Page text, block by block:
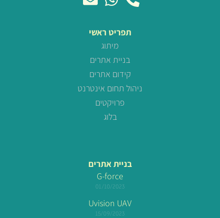
תפריט ראשי
מיתוג
בניית אתרים
קידום אתרים
ניהול תחום אינטרנט
פרויקטים
בלוג
בניית אתרים
G-force
01/10/2023
Uvision UAV
15/09/2023